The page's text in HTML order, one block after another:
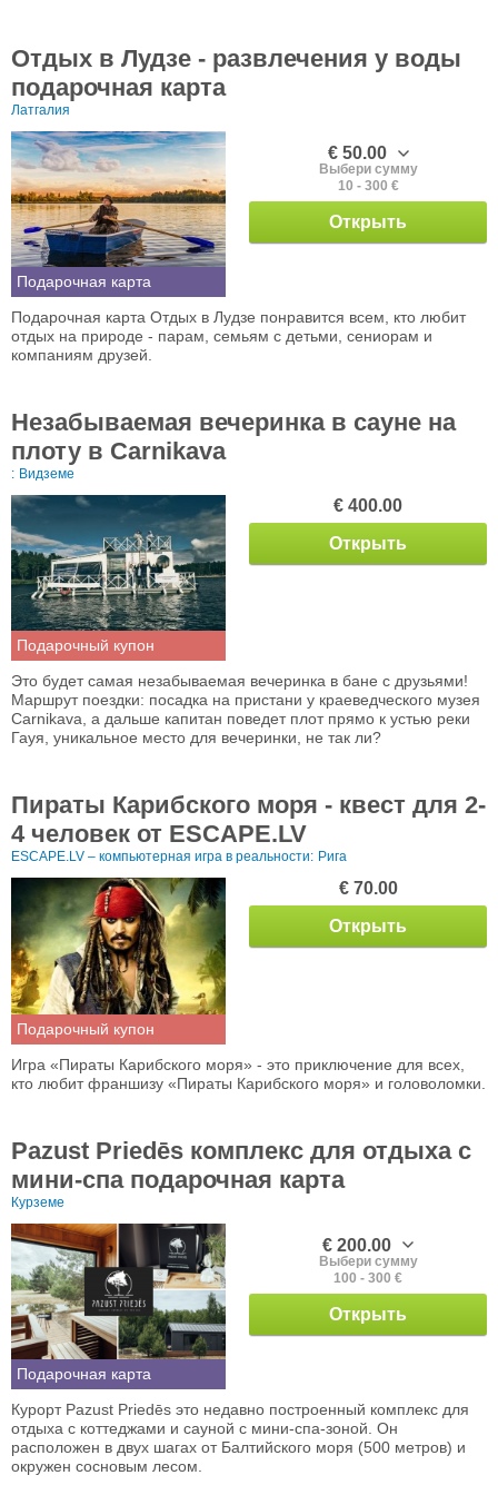
Отдых в Лудзе - развлечения у воды
подарочная карта
Латгалия
Подарочная карта
€ 50.00
Выбери сумму
10 - 300 €
Открыть
Подарочная карта Отдых в Лудзе понравится всем, кто любит
отдых на природе - парам, семьям с детьми, сениорам и
компаниям друзей.
Незабываемая вечеринка в сауне на
плоту в Carnikava
: Видземе
Подарочный купон
€ 400.00
Открыть
Это будет самая незабываемая вечеринка в бане с друзьями!
Маршрут поездки: посадка на пристани у краеведческого музея
Carnikava, а дальше капитан поведет плот прямо к устью реки
Гауя, уникальное место для вечеринки, не так ли?
Пираты Карибского моря - квест для 2-
4 человек от ESCAPE.LV
ESCAPE.LV – компьютерная игра в реальности: Рига
Подарочный купон
€ 70.00
Открыть
Игра «Пираты Карибского моря» - это приключение для всех,
кто любит франшизу «Пираты Карибского моря» и головоломки.
Pazust Priedēs комплекс для отдыха с
мини-спа подарочная карта
Курземе
Подарочная карта
€ 200.00
Выбери сумму
100 - 300 €
Открыть
Курорт Pazust Priedēs это недавно построенный комплекс для
отдыха с коттеджами и сауной с мини-спа-зоной. Он
расположен в двух шагах от Балтийского моря (500 метров) и
окружен сосновым лесом.